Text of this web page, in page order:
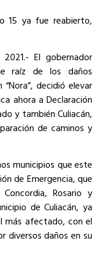
15 ya fue reabierto,
El gobernador
raíz de los daños
decidió elevar
ahora a Declaración
y también Culiacán,
de caminos y
municipios que este
de Emergencia, que
Rosario y
de Culiacán, ya
más afectado, con el
diversos daños en su